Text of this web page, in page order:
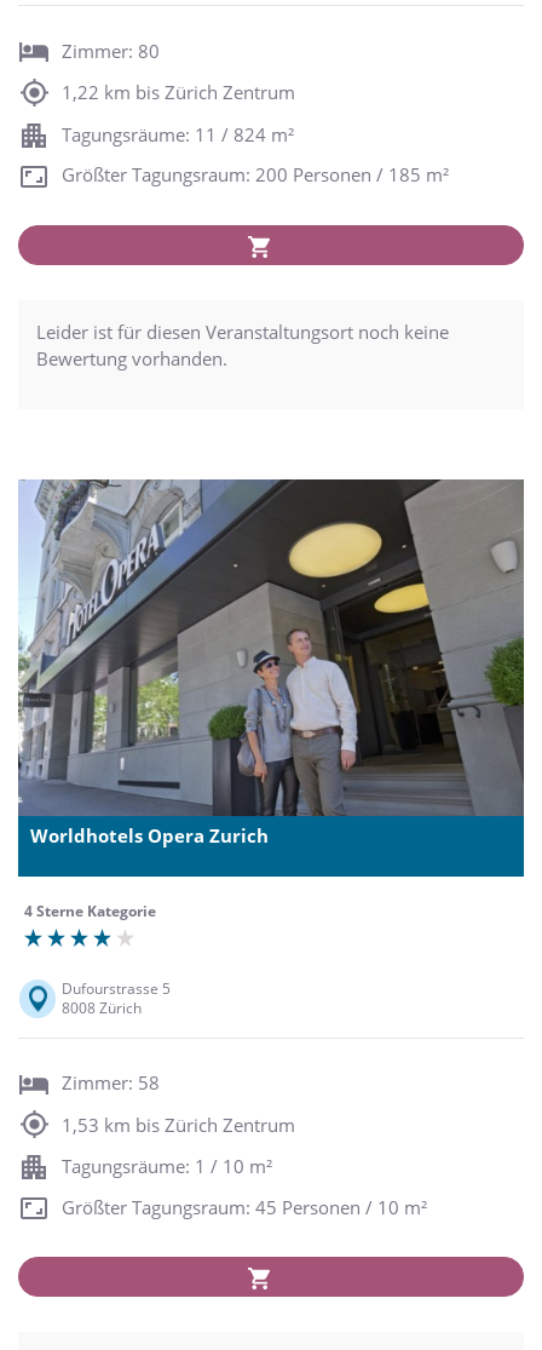
Zimmer: 80
1,22 km bis Zürich Zentrum
Tagungsräume: 11 / 824 m²
Größter Tagungsraum: 200 Personen / 185 m²
Leider ist für diesen Veranstaltungsort noch keine
Bewertung vorhanden.
Worldhotels Opera Zurich
4 Sterne Kategorie
Dufourstrasse 5
8008 Zürich
Zimmer: 58
1,53 km bis Zürich Zentrum
Tagungsräume: 1 / 10 m²
Größter Tagungsraum: 45 Personen / 10 m²